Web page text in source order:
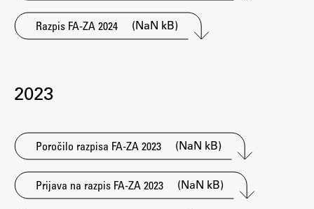
Vpis
Zaključek študija
ŠIS (SI)
ŠIS (EN)
Razpis FA-ZA 2024 (NaN kB)
2023
Poročilo razpisa FA-ZA 2023 (NaN kB)
Prijava na razpis FA-ZA 2023 (NaN kB)